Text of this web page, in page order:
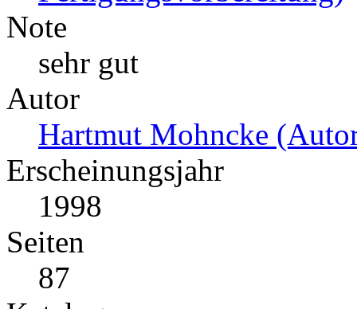
Note
sehr gut
Autor
Hartmut Mohncke
Erscheinungsjahr
1998
Seiten
87